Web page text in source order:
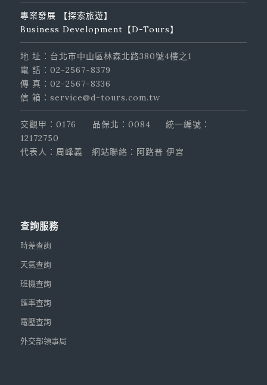
專案發展 【探索旅遊】
Business Development【D-Tours】
地 址：台北市中山區林森北路380號4樓之1
電 話：02-2567-8379
傳 真：02-2567-8336
信 箱：service@d-tours.com.tw
交觀甲：0176 品保北：0084
統一編號：
12172750
代表人：周峰義
網站聯絡：阿路普 伊宮
查詢服務
時差查詢
天氣查詢
班機查詢
匯率查詢
電壓查詢
外交部領事局